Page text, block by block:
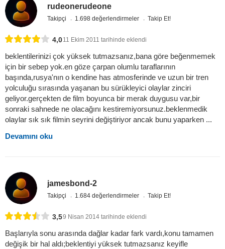
rudeonerudeone
Takipçi 1.698 değerlendirmeler Takip Et!
4,011 Ekim 2011 tarihinde eklendi
beklentilerinizi çok yüksek tutmazsanız,bana göre beğenmemek
için bir sebep yok.en göze çarpan olumlu taraflarının
başında,rusya'nın o kendine has atmosferinde ve uzun bir tren
yolculuğu sırasında yaşanan bu sürükleyici olaylar zinciri
geliyor.gerçekten de film boyunca bir merak duygusu var,bir
sonraki sahnede ne olacağını kestiremiyorsunuz.beklenmedik
olaylar sık sık filmin seyrini değiştiriyor ancak bunu yaparken ...
Devamını oku
jamesbond-2
Takipçi 1.684 değerlendirmeler Takip Et!
3,59 Nisan 2014 tarihinde eklendi
Başlarıyla sonu arasında dağlar kadar fark vardı,konu tamamen
değişik bir hal aldı;beklentiyi yüksek tutmazsanız keyifle